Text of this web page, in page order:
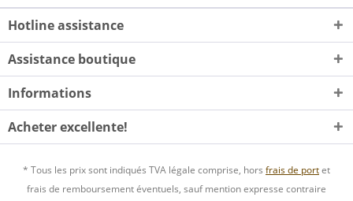
Hotline assistance
Assistance boutique
Informations
Acheter excellente!
* Tous les prix sont indiqués TVA légale comprise, hors frais de portet
frais de remboursement éventuels, sauf mention expresse contraire